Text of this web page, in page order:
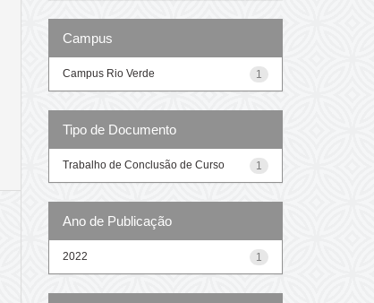
Campus
1
Campus Rio Verde
Tipo de Documento
1
Trabalho de Conclusão de Curso
Ano de Publicação
1
2022